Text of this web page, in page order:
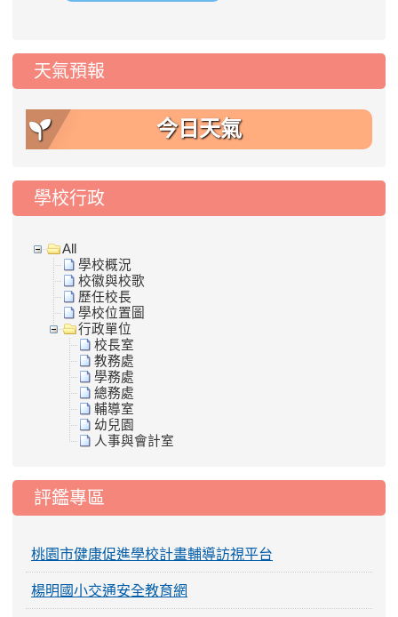
天氣預報
今日天氣
學校行政
All
學校概況
校徽與校歌
歷任校長
學校位置圖
行政單位
校長室
教務處
學務處
總務處
輔導室
幼兒園
人事與會計室
評鑑專區
桃園市健康促進學校計畫輔導訪視平台
楊明國小交通安全教育網